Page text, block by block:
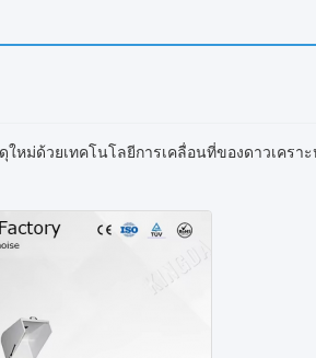
หม่ด้วยเทคโนโลยีการเคลื่อนที่ของดาวเครา